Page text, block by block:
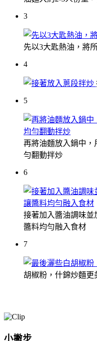
3
先以3大匙熱油，將
4
5
再將油麵放入鍋中，
勻翻動拌炒
6
接著加入醬油調味並
醬料均勻融入食材
7
胡椒粉，什錦炒麵更
小撇步